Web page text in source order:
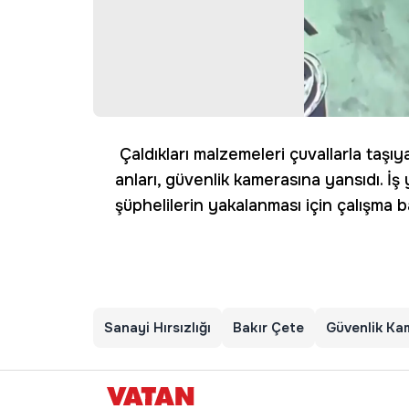
Çaldıkları malzemeleri çuvallarla
anları, güvenlik kamerasına
şüphelilerin yakalanması için çalışma
Sanayi Hırsızlığı Bakır Çete Güvenlik